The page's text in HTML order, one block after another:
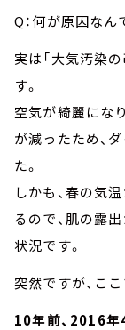
Q：何が原因なん
実は「大気汚染
す。
空気が綺麗にな
が減ったため、
た。
しかも、春の気
るので、肌の露
状況です。
突然ですが、こ
10年前、2016年